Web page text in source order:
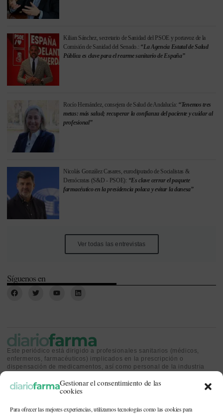
Gestionar el consentimiento de las
cookies
Para ofrecer las mejores experiencias, utilizamos tecnologías como las cookies para
Kilian Sánchez, secretario de Sanidad del PSOE y portavoz de la
Comisión de Sanidad del Senado.: “La Agencia Estatal de Salud
Pública es clave para el rearme sanitario de España”
Rocío Hernández, consejera de Salud de Andalucía: “Tenemos tres
metas: más salud; recuperar la confianza del paciente y cuidar al
profesional”
Nicolás González Casares, eurodiputado de Socialistas &
Demócratas (S&D - PSOE): “Es clave cerrar el paquete
farmacéutico en la presidencia polaca y evitar la danesa”
Ver todas las entrevistas
Síguenos en
Este periódico está dirigido a profesionales sanitarios (médicos,
enfermeros, farmacéuticos) implicados en la prescripción o
dispensación de medicamentos, así como personal de la industria
sanitaria.